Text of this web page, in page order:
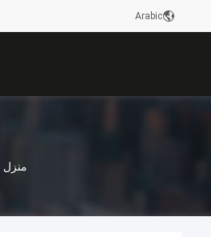
Arabic
منزل